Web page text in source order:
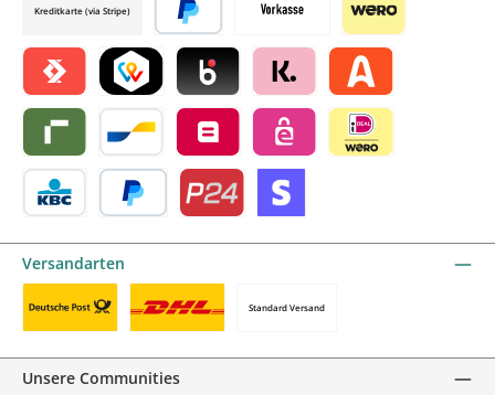
Vorkasse Wero
Satispay by mollieTWINT by mollieBlik by mollieKlarna by mollieAlma by mollie
Riverty by mollieBancontact by mollie
Belfius by mollieeps by mollie
Kreditkarte (via Stripe)
Später bezahlen
Versandarten
Standard Versand
Unsere Communities